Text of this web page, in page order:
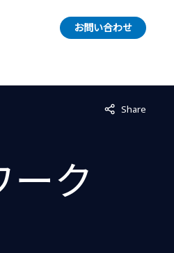
お問い合わせ
ク
Share
Not displayed